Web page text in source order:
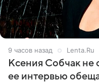
9 часов назад Lenta.Ru
Ксения Собчак не
ее интервью